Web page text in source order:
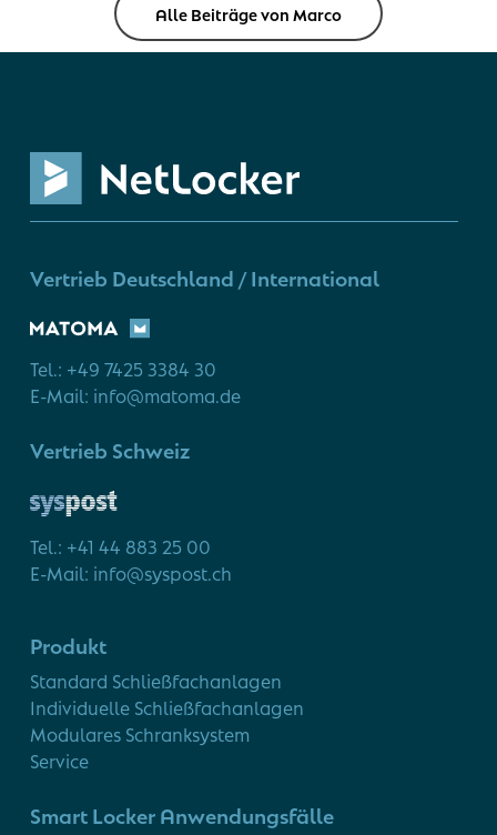
Alle Beiträge von Marco
Vertrieb Deutschland / International
Tel.: +49 7425 3384 30
E-Mail: info@matoma.de
Vertrieb Schweiz
Tel.: +41 44 883 25 00
E-Mail: info@syspost.ch
Produkt
Standard Schließfachanlagen
Individuelle Schließfachanlagen
Modulares Schranksystem
Service
Smart Locker Anwendungsfälle